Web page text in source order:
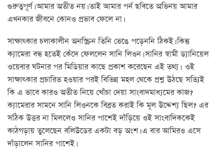
গুরুত্বপূর্ণ। আমার অতীত নয়। তাই আমার পর্ন ছবিতে অভিনয় আমার
এখনকার জীবনে কোনও প্রভাব ফেলে না।
সাক্ষাত্কার চলাকালীন অনস্ক্রিন তিনি ভেঙে পড়েননি ঠিকই। কিন্তু
ক্যামেরা বন্ধ হতেই কেঁদে ফেললেন সানি লিওন। সানির স্বামী ড্যানিয়েল
ওয়েবার ঘটনার পর মিডিয়ার কাছে প্রকাশ করেছেন এই তথ্য। ওই
সাক্ষাত্কার প্রচারিত হওয়ার পরই বিভিন্ন মহল থেকে প্রশ্ন উঠছে সত্যিই
কি এ ভাবে কারও অতীত নিয়ে খোঁচা দেয়া সাংবাদমাধ্যমের কাজ?
ক্যামেরার সামনে সানি লিওনকে বিব্রত করাই কি মূল উদ্দেশ্য ছিল? এর
সঠিক উত্তর না মিললেও সানির পাশেই দাঁড়িয়ে ওই সাংবাদিককেই
কাঠগড়ায় তুলেছেন বলিউডের একটা বড় অংশ। এ বার আমিরও এসে
দাঁড়ালেন সানির পাশেই।